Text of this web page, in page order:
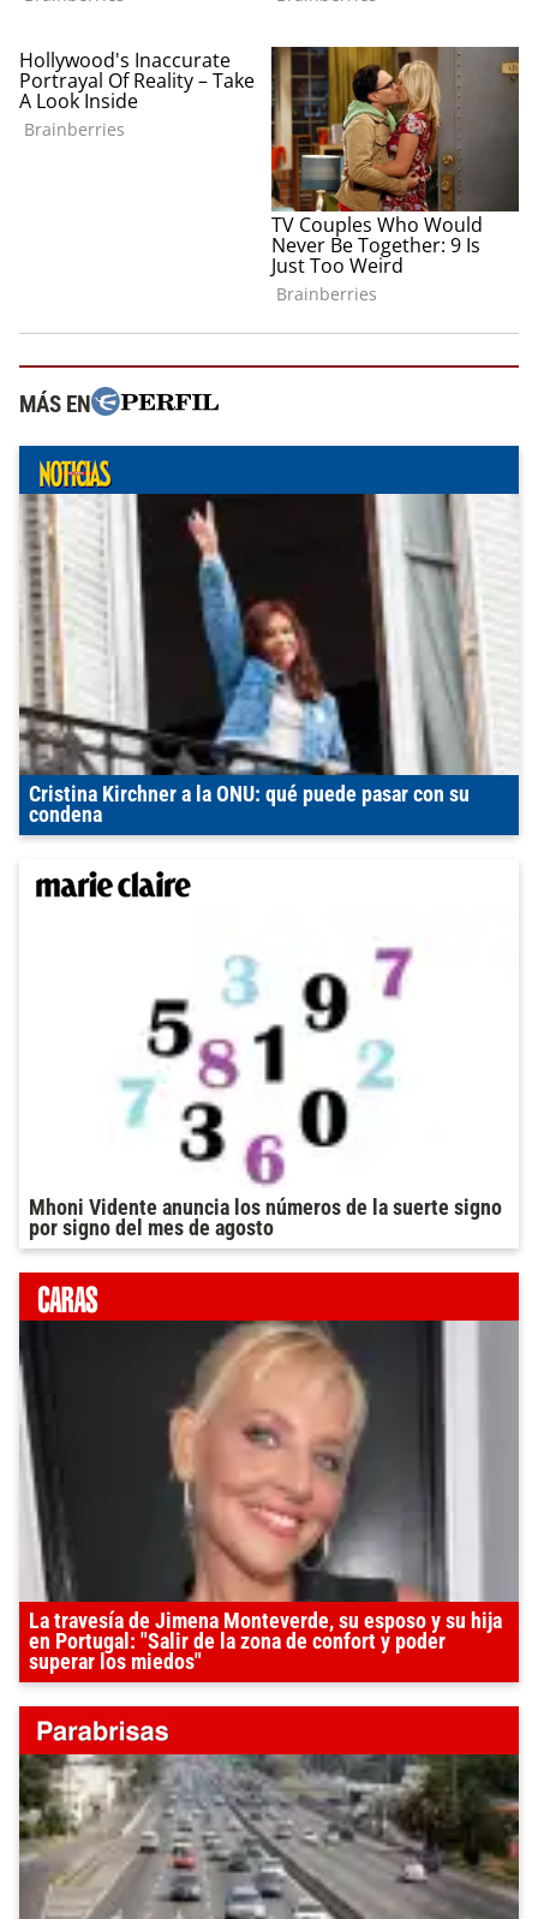
MÁS EN
Cristina Kirchner a la ONU: qué puede pasar con su
condena
Mhoni Vidente anuncia los números de la suerte signo
por signo del mes de agosto
La travesía de Jimena Monteverde, su esposo y su hija
en Portugal: "Salir de la zona de confort y poder
superar los miedos"